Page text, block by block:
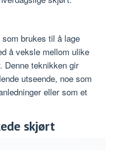
brukes til å lage
å veksle mellom ulike
Denne teknikken gir
utseende, noe som
eller som et
skjørt